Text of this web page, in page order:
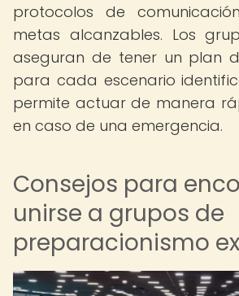
protocolos de
metas alcanzables. Los
aseguran de tener un plan
para cada escenario
permite actuar de manera
en caso de una emergencia.
Consejos para
unirse a grupos de
preparacionismo